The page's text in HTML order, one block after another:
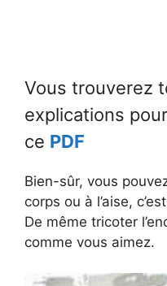
Vous trouverez
explications
ce PDF
Bien-sûr, vous
corps ou à l’aise,
De même tricoter
comme vous aimez.